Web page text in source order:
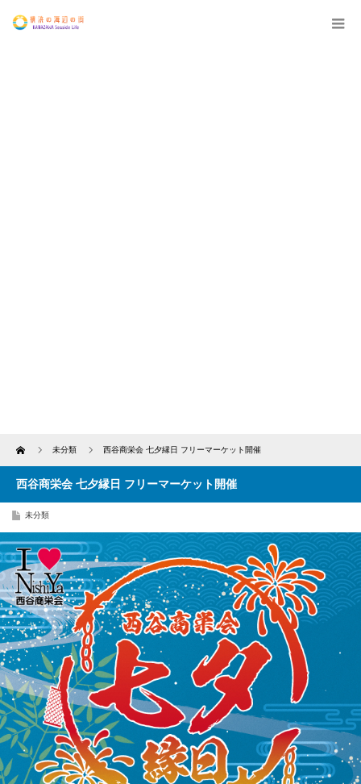
Home 未分類 西谷商栄会 七夕縁日 フリーマーケット開催
西谷商栄会 七夕縁日 フリーマーケット開催
未分類